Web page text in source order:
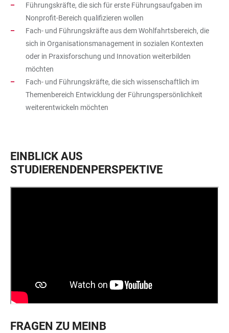
Führungskräfte, die sich für erste Führungsaufgaben im
Nonprofit-Bereich qualifizieren wollen
Fach- und Führungskräfte aus dem Wohlfahrtsbereich, die
sich in Organisationsmanagement in sozialen Kontexten
oder in Praxisforschung und Innovation weiterbilden
möchten
Fach- und Führungskräfte, die sich wissenschaftlich im
Themenbereich Entwicklung der Führungspersönlichkeit
weiterentwickeln möchten
EINBLICK AUS
STUDIERENDENPERSPEKTIVE
FRAGEN ZU MEINB